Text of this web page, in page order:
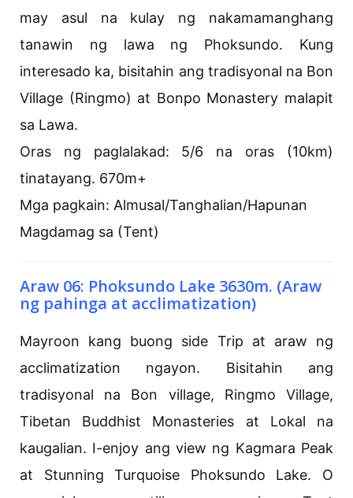
may asul na kulay ng nakamamanghang
tanawin ng lawa ng Phoksundo. Kung
interesado ka, bisitahin ang tradisyonal na Bon
Village (Ringmo) at Bonpo Monastery malapit
sa Lawa.
Oras ng paglalakad: 5/6 na oras (10km)
tinatayang. 670m+
Mga pagkain: Almusal/Tanghalian/Hapunan
Magdamag sa (Tent)
Araw 06: Phoksundo Lake 3630m. (Araw
ng pahinga at acclimatization)
Mayroon kang buong side Trip at araw ng
acclimatization ngayon. Bisitahin ang
tradisyonal na Bon village, Ringmo Village,
Tibetan Buddhist Monasteries at Lokal na
kaugalian. I-enjoy ang view ng Kagmara Peak
at Stunning Turquoise Phoksundo Lake. O